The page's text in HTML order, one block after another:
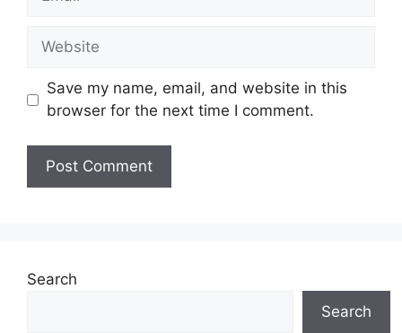
Website
Save my name, email, and website in this
browser for the next time I comment.
Search
Search